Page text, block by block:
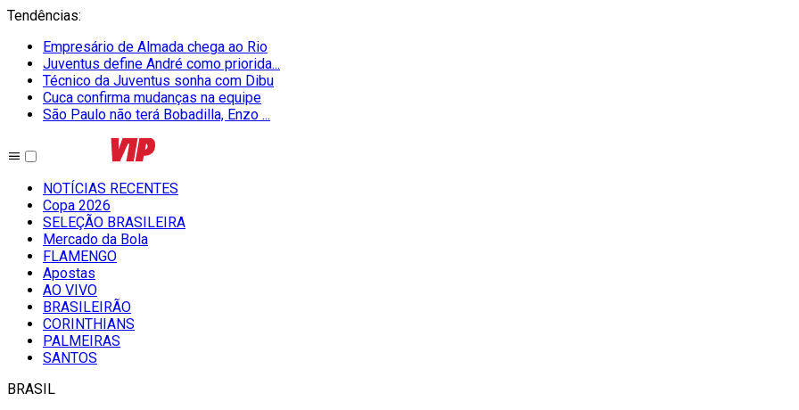
Tendências:
Empresário de Almada chega ao Rio
Juventus define André como priorida...
Técnico da Juventus sonha com Dibu
Cuca confirma mudanças na equipe
São Paulo não terá Bobadilla, Enzo ...
NOTÍCIAS RECENTES
Copa 2026
SELEÇÃO BRASILEIRA
Mercado da Bola
FLAMENGO
Apostas
AO VIVO
BRASILEIRÃO
CORINTHIANS
PALMEIRAS
SANTOS
BRASIL